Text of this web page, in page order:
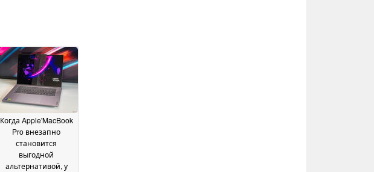
Когда Apple'MacBook
Pro внезапно
становится
выгодной
альтернативой, у